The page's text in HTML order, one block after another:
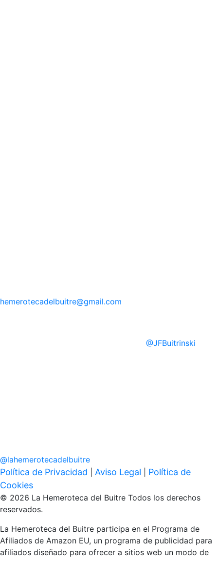
hemerotecadelbuitre@gmail.com
@JFBuitrinski
@lahemerotecadelbuitre
Política de Privacidad Aviso Legal
Política de
Cookies
© 2026 La Hemeroteca del Buitre Todos los derechos
reservados.
La Hemeroteca del Buitre participa en el Programa de
Afiliados de Amazon EU, un programa de publicidad para
afiliados diseñado para ofrecer a sitios web un modo de